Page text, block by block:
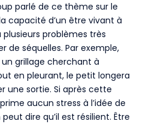
parlé de ce thème sur le
capacité d’un être vivant à
problèmes très
de séquelles. Par exemple,
grillage cherchant à
en pleurant, le petit longera
une sortie. Si après cette
aucun stress à l’idée de
dire qu’il est résilient. Être